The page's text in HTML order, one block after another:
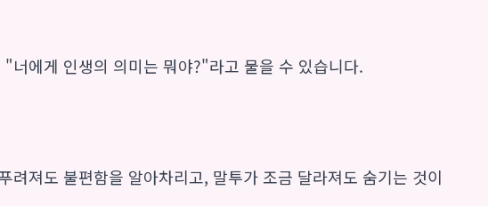
너에게 인생의 의미는 뭐야?"라고 물을 수 있습니다.
져도 불편함을 알아차리고, 말투가 조금 달라져도 숨기는 것이